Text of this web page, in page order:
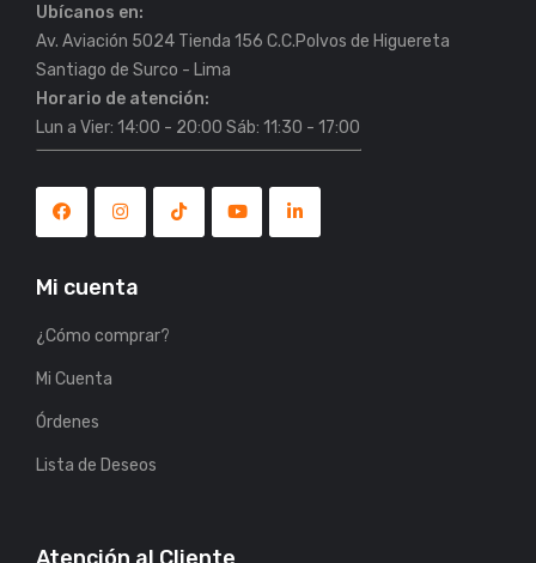
Ubícanos en:
Av. Aviación 5024 Tienda 156 C.C.Polvos de Higuereta
Horario de atención:
Lun a Vier: 14:00 - 20:00 Sáb: 11:30 - 17:00
Mi cuenta
¿Cómo comprar?
Mi Cuenta
Órdenes
Lista de Deseos